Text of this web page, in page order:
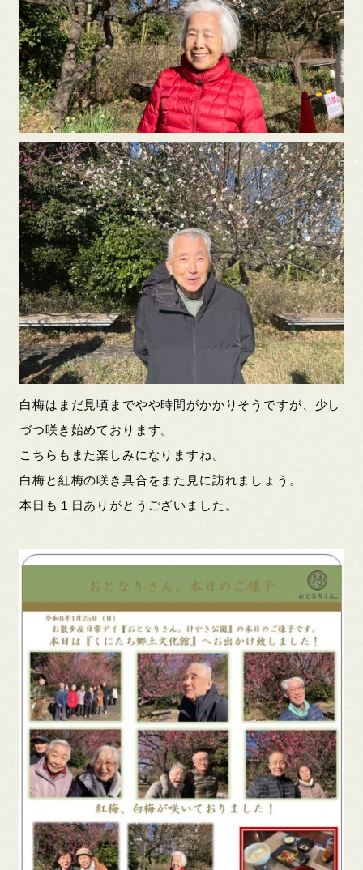
白梅はまだ見頃までやや時間がかかりそうですが、少し
づつ咲き始めております。
こちらもまた楽しみになりますね。
白梅と紅梅の咲き具合をまた見に訪れましょう。
本日も１日ありがとうございました。